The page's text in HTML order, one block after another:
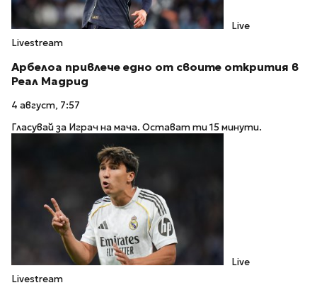
Live
Livestream
Арбелоа привлече едно от своите открития в
Реал Мадрид
4 август, 7:57
Гласувай за Играч на мача. Остават ти 15 минути.
Live
Livestream